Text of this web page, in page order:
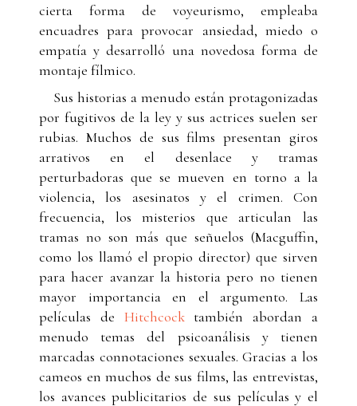
cierta forma de voyeurismo, empleaba
encuadres para provocar ansiedad, miedo o
empatía y desarrolló una novedosa forma de
montaje fílmico.
Sus historias a menudo están protagonizadas
por fugitivos de la ley y sus actrices suelen ser
rubias. Muchos de sus films presentan giros
arrativos en el desenlace y tramas
perturbadoras que se mueven en torno a la
violencia, los asesinatos y el crimen. Con
frecuencia, los misterios que articulan las
tramas no son más que señuelos (Macguffin,
como los llamó el propio director) que sirven
para hacer avanzar la historia pero no tienen
mayor importancia en el argumento. Las
películas de Hitchcocktambién abordan a
menudo temas del psicoanálisis y tienen
marcadas connotaciones sexuales. Gracias a los
cameos en muchos de sus films, las entrevistas,
los avances publicitarios de sus películas y el